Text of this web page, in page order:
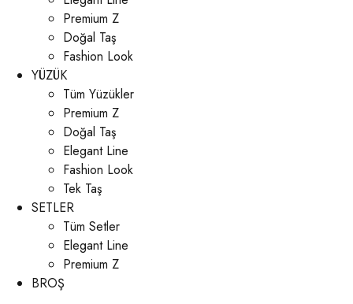
Premium Z
Doğal Taş
Fashion Look
YÜZÜK
Tüm Yüzükler
Premium Z
Doğal Taş
Elegant Line
Fashion Look
Tek Taş
SETLER
Tüm Setler
Elegant Line
Premium Z
BROŞ